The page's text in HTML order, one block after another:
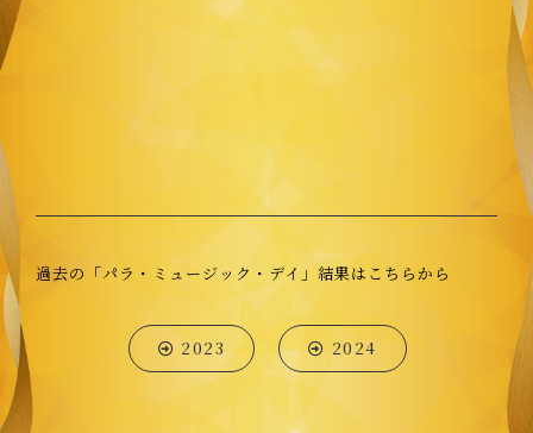
過去の「パラ・ミュージック・デイ」結果はこちらから
2023 2024